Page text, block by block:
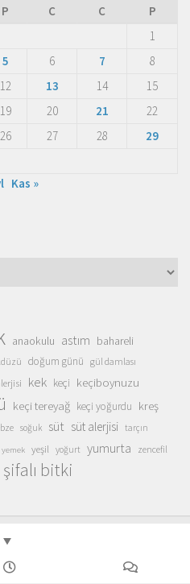
P C C
P
1
5 6 7
8
12 13 14
15
19 20 21
22
26 27 28
29
Kas »
anaokulu astım bahareli
doğum günü gül damlası
kek keçi keçiboynuzu
keçi tereyağ keçi yoğurdu kreş
soğuk süt süt alerjisi tarçın
yemek yeşil yoğurt yumurta zencefil
şifalı bitki